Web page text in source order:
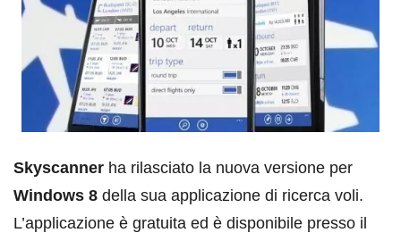
Skyscanner ha rilasciato la nuova versione per
Windows 8 della sua applicazione di ricerca voli.
L’applicazione è gratuita ed è disponibile presso il